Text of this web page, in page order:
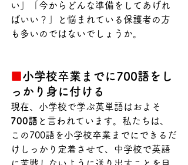
い」「今からどんな準備をしてあげれ
ばいい？」と悩まれている保護者の方
も多いのではないでしょうか。
小学校卒業までに700語をし
っかり身に付ける
現在、小学校で学ぶ英単語はおよそ
700語 と言われています。私たちは、
この700語を小学校卒業までにできるだ
けしっかり定着させて、中学校で英語